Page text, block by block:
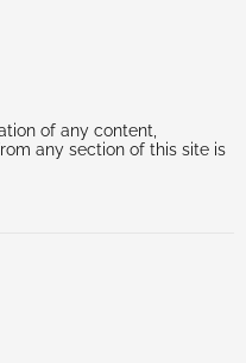
of any content,
any section of this site is